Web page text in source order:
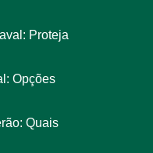
Proteja
Opções
Quais